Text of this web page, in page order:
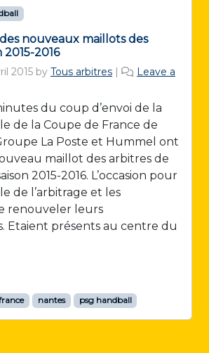
nouveaux maillots des
2016
2015 by Tous arbitres
Leave a
du coup d’envoi de la
de la Coupe de France de
La Poste et Hummel ont
maillot des arbitres de
2015-2016. L’occasion pour
de l’arbitrage et les
renouveler leurs
Etaient présents au centre du
nantes psg handball